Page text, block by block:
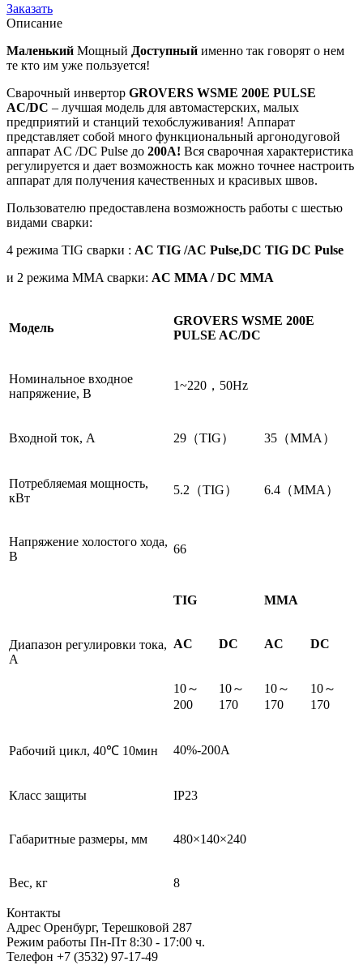
Заказать
Описание
Маленький Мощный Доступный именно так говорят о нем
те кто им уже пользуется!
Сварочный инвертор GROVERS WSME 200E PULSE
AC/DC – лучшая модель для автомастерских, малых
предприятий и станций техобслуживания! Аппарат
представляет собой много функциональный аргонодуговой
аппарат AC /DC Pulse до 200А! Вся сварочная характеристика
регулируется и дает возможность как можно точнее настроить
аппарат для получения качественных и красивых швов.
Пользователю предоставлена возможность работы с шестью
видами сварки:
4 режима TIG сварки : AC TIG /AC Pulse,DC TIG DC Pulse
и 2 режима MMA сварки: AC MMA / DC MMA
Модель
GROVERS WSME 200E
PULSE AC/DC
Номинальное входное
напряжение, В
1~220，50Hz
Входной ток, A 29（TIG） 35（MMA）
Потребляемая мощность,
кВт
5.2（TIG） 6.4（MMA）
Напряжение холостого хода,
В
66
Диапазон регулировки тока,
A
TIG MMA
AC DC AC DC
10～
200
10～
170
10～
170
10～
170
Рабочий цикл, 40℃ 10мин 40%-200A
Класс защиты IP23
Габаритные размеры, мм 480×140×240
Вес, кг 8
Контакты
Адрес Оренбург, Терешковой 287
Режим работы Пн-Пт 8:30 - 17:00 ч.
Телефон +7 (3532) 97-17-49